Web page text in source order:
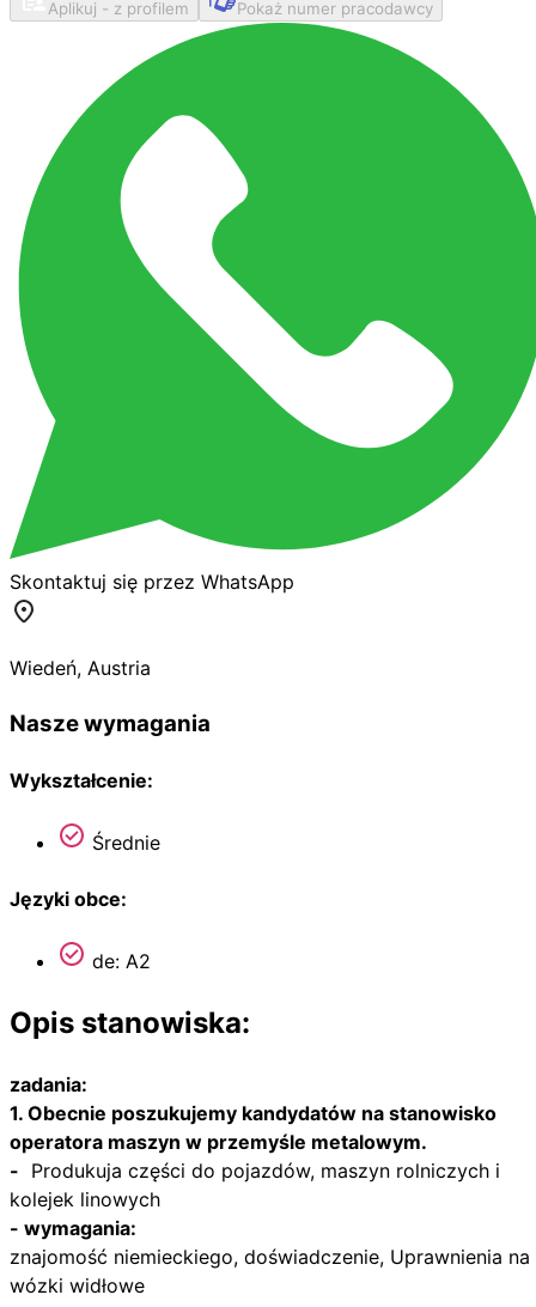
Aplikuj - z profilem Pokaż numer pracodawcy
Skontaktuj się przez WhatsApp
Wiedeń, Austria
Nasze wymagania
Wykształcenie:
Średnie
Języki obce:
de: A2
Opis stanowiska:
zadania:
1. Obecnie poszukujemy kandydatów na stanowisko
operatora maszyn w przemyśle metalowym.
- Produkuja części do pojazdów, maszyn rolniczych i
kolejek linowych
- wymagania:
znajomość niemieckiego, doświadczenie, Uprawnienia na
wózki widłowe